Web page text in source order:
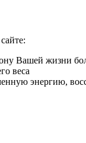
Вашей жизни
веса
энергию,